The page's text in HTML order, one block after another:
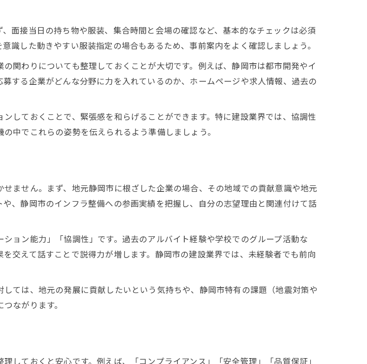
面接当日の持ち物や服装、集合時間と会場の確認など、基本的なチェックは必須
識した動きやすい服装指定の場合もあるため、事前案内をよく確認しましょう。
関わりについても整理しておくことが大切です。例えば、静岡市は都市開発やイ
する企業がどんな分野に力を入れているのか、ホームページや求人情報、過去の
しておくことで、緊張感を和らげることができます。特に建設業界では、協調性
中でこれらの姿勢を伝えられるよう準備しましょう。
ません。まず、地元静岡市に根ざした企業の場合、その地域での貢献意識や地元
、静岡市のインフラ整備への参画実績を把握し、自分の志望理由と関連付けて話
ョン能力」「協調性」です。過去のアルバイト経験や学校でのグループ活動な
交えて話すことで説得力が増します。静岡市の建設業界では、未経験者でも前向
ては、地元の発展に貢献したいという気持ちや、静岡市特有の課題（地震対策や
ながります。
しておくと安心です。例えば、「コンプライアンス」「安全管理」「品質保証」